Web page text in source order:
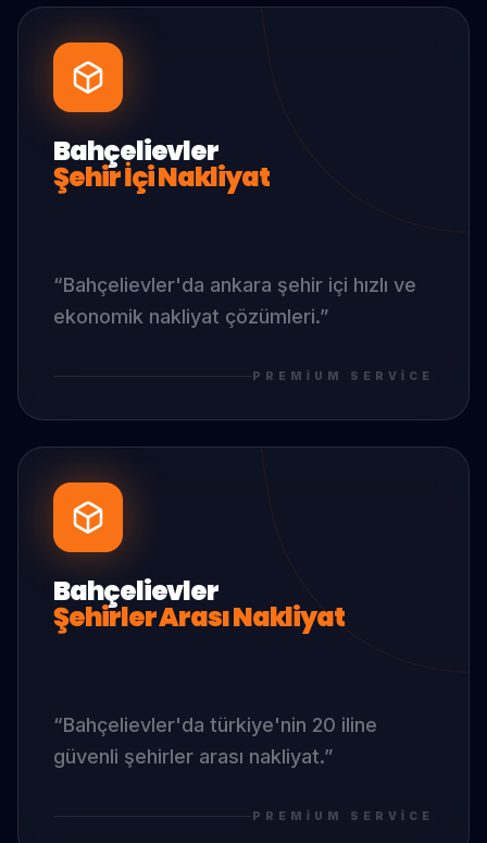
Bahçelievler
Şehir İçi Nakliyat
“Bahçelievler'da ankara şehir içi hızlı ve
ekonomik nakliyat çözümleri.”
PREMIUM SERVICE
Bahçelievler
Şehirler Arası Nakliyat
“Bahçelievler'da türkiye'nin 20 iline
güvenli şehirler arası nakliyat.”
PREMIUM SERVICE